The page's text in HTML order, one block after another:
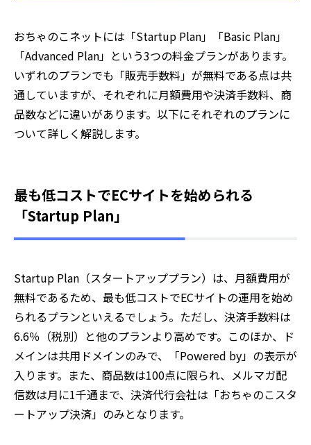
おちゃのこネットには「Startup Plan」「Basic Plan」
「Advanced Plan」という3つの料金プランがあります。
いずれのプランでも「販売手数料」が無料である点は共
通していますが、それぞれに月額費用や決済手数料、商
品数などに違いがあります。以下にそれぞれのプランに
ついて詳しく解説します。
最も低コストでECサイトを始められる
「Startup Plan」
Startup Plan（スタートアッププラン）は、月額費用が
無料であるため、最も低コストでECサイトの運用を始め
られるプランといえるでしょう。ただし、決済手数料は
6.6％（税別）と他のプランより高めです。このほか、ド
メインは共用ドメインのみで、「Powered by」の表示が
入ります。また、商品数は100点に限られ、メルマガ配
信数は月に1千通まで、決済代行会社は「おちゃのこスタ
ートアップ決済」のみとなります。